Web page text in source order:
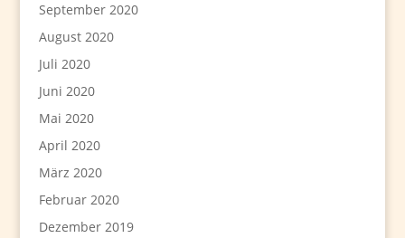
September 2020
August 2020
Juli 2020
Juni 2020
Mai 2020
April 2020
März 2020
Februar 2020
Dezember 2019